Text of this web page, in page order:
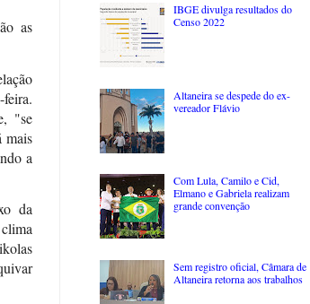
as
"se
mais
a
da
IBGE divulga resultados do
Censo 2022
Altaneira se despede do ex-
vereador Flávio
Com Lula, Camilo e Cid,
Elmano e Gabriela realizam
grande convenção
Sem registro oficial, Câmara de
Altaneira retorna aos trabalhos